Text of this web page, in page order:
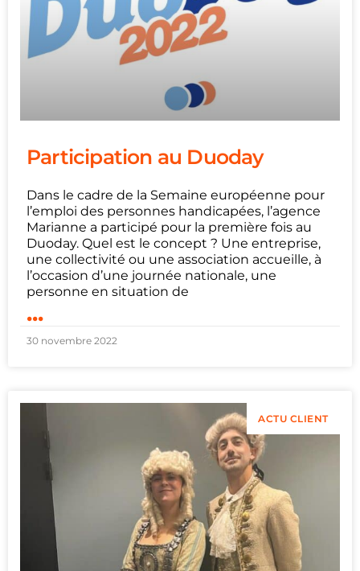
Participation au Duoday
Dans le cadre de la Semaine européenne pour
l’emploi des personnes handicapées, l’agence
Marianne a participé pour la première fois au
Duoday. Quel est le concept ? Une entreprise,
une collectivité ou une association accueille, à
l’occasion d’une journée nationale, une
personne en situation de
...
30 novembre 2022
ACTU CLIENT